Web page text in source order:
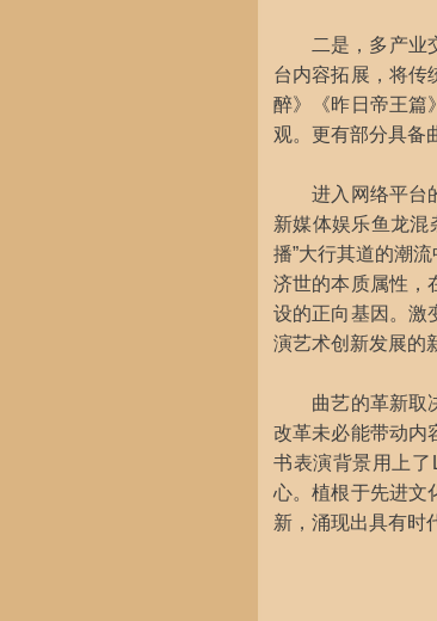
二是，多产业交
台内容拓展，将传
醉》《昨日帝王篇
观。更有部分具备
进入网络平台的
新媒体娱乐鱼龙混
播”大行其道的潮
济世的本质属性，
设的正向基因。激
演艺术创新发展的
曲艺的革新取决
改革未必能带动内
书表演背景用上
心。植根于先进文
新，涌现出具有时